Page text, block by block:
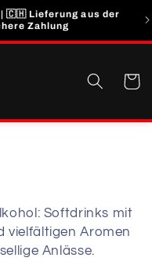
| 🇨🇭 Lieferung aus der
Zahlung
Softdrinks mit
vielfältigen Aromen
Anlässe.